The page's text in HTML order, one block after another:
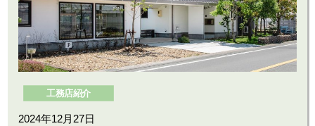
工務店紹介
2024年12月27日